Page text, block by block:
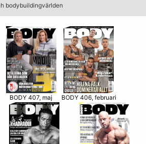
bodybuildingvärlden
BODY 407, maj BODY 406, februari